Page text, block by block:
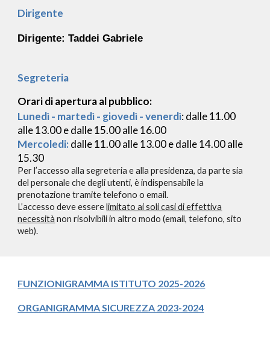
Dirigente
Dirigente: Taddei Gabriele
Segreteria
Orari di apertura al pubblico:
Lunedì - martedì - giovedì - venerdì: dalle 11.00
alle 13.00 e dalle 15.00 alle 16.00
Mercoledi:dalle 11.00 alle 13.00 e dalle 14.00 alle
15.30
Per l’accesso alla segreteria e alla presidenza, da parte sia
del personale che degli utenti, è indispensabile la
prenotazione tramite telefono o email.
L’accesso deve esserelimitato ai soli casi di effettiva
necessità non risolvibili in altro modo (email, telefono, sito
web).
FUNZIONIGRAMMA ISTITUTO 2025-2026
ORGANIGRAMMA SICUREZZA 2023-2024